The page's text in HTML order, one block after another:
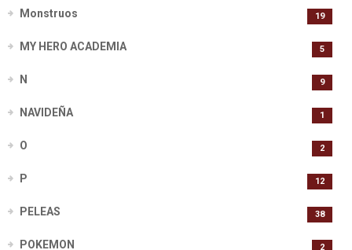
Monstruos 19
MY HERO ACADEMIA 5
N 9
NAVIDEÑA 1
O 2
P 12
PELEAS 38
POKEMON 2